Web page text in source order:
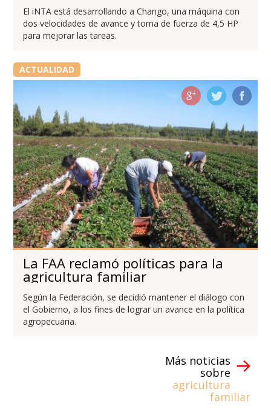
El iNTA está desarrollando a Chango, una máquina con
dos velocidades de avance y toma de fuerza de 4,5 HP
para mejorar las tareas.
ACTUALIDAD
La FAA reclamó políticas para la
agricultura familiar
Según la Federación, se decidió mantener el diálogo con
el Gobierno, a los fines de lograr un avance en la política
agropecuaria.
Más noticias
sobre
agricultura
familiar